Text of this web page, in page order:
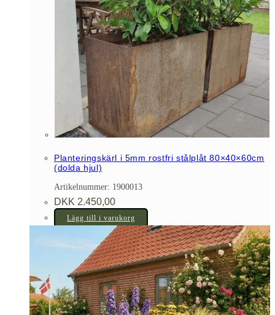
Planteringskärl i 5mm rostfri stålplåt 80×40×60cm
(dolda hjul)
Artikelnummer: 1900013
DKK 2.450,00
Lägg till i varukorg